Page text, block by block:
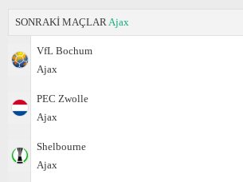
SONRAKİ MAÇLAR Ajax
VfL Bochum
Ajax
PEC Zwolle
Ajax
Shelbourne
Ajax